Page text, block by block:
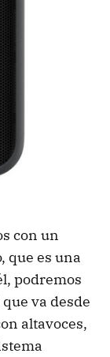
con un
que es una
podremos
va desde
altavoces,